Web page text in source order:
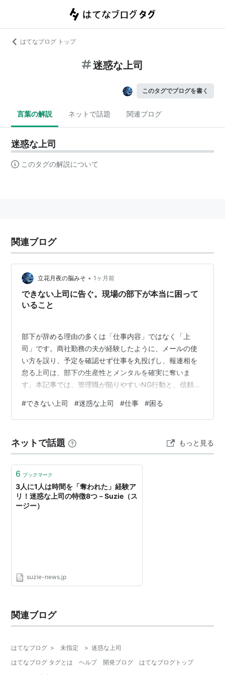
はてなブログ トップ
迷惑な上司
このタグでブログを書く
言葉の解説 ネットで話題 関連ブログ
迷惑な上司
このタグの解説について
関連ブログ
立花月夜の脳みそ • 1ヶ月前
できない上司に告ぐ。現場の部下が本当に困って
いること
部下が辞める理由の多くは「仕事内容」ではなく「上
司」です。商社勤務の夫が経験したように、メールの使
い方を誤り、予定を確認せず仕事を丸投げし、報連相を
怠る上司は、部下の生産性とメンタルを確実に奪いま
す。本記事では、管理職が陥りやすいNG行動と、信頼さ
た。 商社勤めは華やかだけど大変なことだらけ 夫は大手
商社で働いています。華やかなイメージの裏で、競争の
ありません。夫自身も適応障害で休職した時期があり、
今は業務量を調整しながら復帰しています。 そんな環境
だからこそ、上司の力量が部下の負担に直結します…
#できない上司 #迷惑な上司 #仕事 #困る
ネットで話題 もっと見る
6 ブックマーク
3人に1人は時間を「奪われた」経験ア
リ！迷惑な上司の特徴8つ－Suzie（ス
ージー）
suzie-news.jp
関連ブログ
はてなブログ > 未指定 > 迷惑な上司
はてなブログ タグとは
ヘルプ 開発ブログ
はてなブログトップ